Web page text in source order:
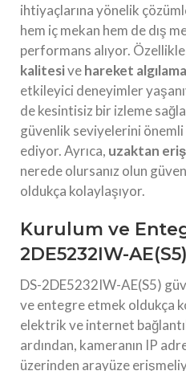
ihtiyaçlarına yönelik
hem iç mekan hem de dış
performans alıyor.
kalitesivehareket
etkileyici deneyimler
de kesintisiz bir izleme
güvenlik seviyelerini önemli
ediyor. Ayrıca, uzaktan
nerede olursanız olun
oldukça kolaylaşıyor.
Kurulum ve
2DE5232IW-
DS-2DE5232IW-AE(S5)
ve entegre etmek oldukça
elektrik ve internet
ardından, kameranın IP
üzerinden arayüze